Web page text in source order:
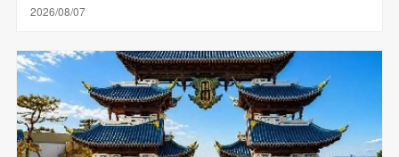
2026/08/07